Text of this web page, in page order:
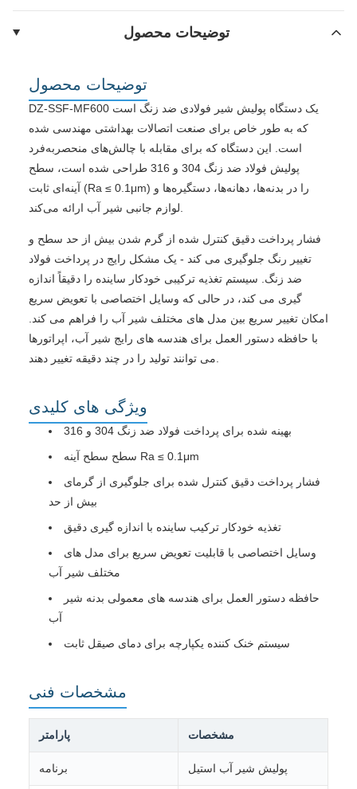
توضیحات محصول
توضیحات محصول
DZ-SSF-MF600 یک دستگاه پولیش شیر فولادی ضد زنگ است
که به طور خاص برای صنعت اتصالات بهداشتی مهندسی شده
است. این دستگاه که برای مقابله با چالش‌های منحصربه‌فرد
پولیش فولاد ضد زنگ 304 و 316 طراحی شده است، سطح
آینه‌ای ثابت (Ra ≤ 0.1μm) را در بدنه‌ها، دهانه‌ها، دستگیره‌ها و
فشار پرداخت دقیق کنترل شده از گرم شدن بیش از حد سطح و
تغییر رنگ جلوگیری می کند - یک مشکل رایج در پرداخت فولاد
ضد زنگ. سیستم تغذیه ترکیبی خودکار ساینده را دقیقاً اندازه
گیری می کند، در حالی که وسایل اختصاصی با تعویض سریع
امکان تغییر سریع بین مدل های مختلف شیر آب را فراهم می کند.
با حافظه دستور العمل برای هندسه های رایج شیر آب، اپراتورها
ویژگی های کلیدی
بهینه شده برای پرداخت فولاد ضد زنگ 304 و 316
سطح سطح آینه Ra ≤ 0.1μm
فشار پرداخت دقیق کنترل شده برای جلوگیری از گرمای
بیش از حد
تغذیه خودکار ترکیب ساینده با اندازه گیری دقیق
وسایل اختصاصی با قابلیت تعویض سریع برای مدل های
مختلف شیر آب
حافظه دستور العمل برای هندسه های معمولی بدنه شیر
آب
سیستم خنک کننده یکپارچه برای دمای صیقل ثابت
مشخصات فنی
پارامتر مشخصات
برنامه پولیش شیر آب استیل